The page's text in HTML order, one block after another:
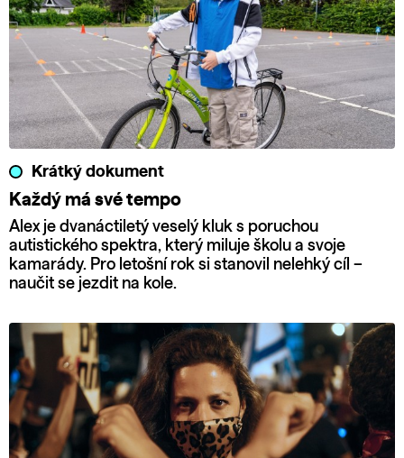
Krátký dokument
Každý má své tempo
Alex je dvanáctiletý veselý kluk s poruchou
autistického spektra, který miluje školu a svoje
kamarády. Pro letošní rok si stanovil nelehký cíl –
naučit se jezdit na kole.